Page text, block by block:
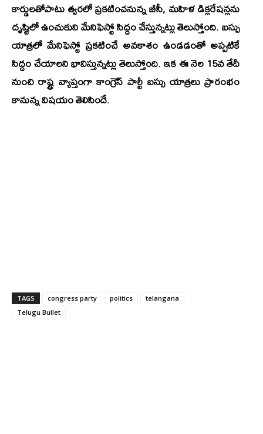
కార్డులతోపాటు త్వరలో ప్రకటించనున్న బీసీ, మహిళ డిక్లరేషన్లను
దృష్టిలో ఉంచుకుని మేనిఫెస్టో సిద్దం చేస్తున్నట్లు తెలుస్తోంది. బస్సు
యాత్రలో మేనిఫెస్టో ప్రకటించే అవకాశం ఉండడంతో అప్పటికే
సిద్దం చేయాలని భావిస్తున్నట్లు తెలుస్తోంది. ఇక ఈ నెల 15వ తేదీ
నుంచి రాష్ట్ర వ్యాప్తంగా కాంగ్రెస్ పార్టీ బస్సు యాత్రలు ప్రారంభం
కానున్న విషయం తెలిసిందే.
TAGS congress party politics
telangana
Telugu Bullet